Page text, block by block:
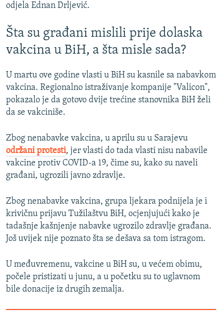
odjela Ednan Drljević.
Šta su građani mislili prije dolaska
vakcina u BiH, a šta misle sada?
U martu ove godine vlasti u BiH su kasnile sa nabavkom
vakcina. Regionalno istraživanje kompanije "Valicon",
pokazalo je da gotovo dvije trećine stanovnika BiH želi
da se vakciniše.
Zbog nenabavke vakcina, u aprilu su u Sarajevu
održani protesti, jer vlasti do tada vlasti nisu nabavile
vakcine protiv COVID-a 19, čime su, kako su naveli
građani, ugrozili javno zdravlje.
Zbog nenabavke vakcina, grupa ljekara podnijela je i
krivičnu prijavu Tužilaštvu BiH, ocjenjujući kako je
tadašnje kašnjenje nabavke ugrozilo zdravlje građana.
Još uvijek nije poznato šta se dešava sa tom istragom.
U međuvremenu, vakcine u BiH su, u većem obimu,
počele pristizati u junu, a u početku su to uglavnom
bile donacije iz drugih zemalja.